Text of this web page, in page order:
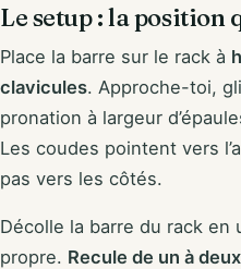
Le setup : la
Place la barre sur le rack à
clavicules. Approche-toi,
pronation à largeur
Les coudes pointent vers
pas vers les côtés.
Décolle la barre du rack en
propre. Recule de un à